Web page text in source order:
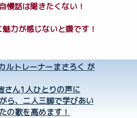
慢話は聞きたくない！
力が感じないと嫌です！
ルトレーナーまさろく が
さん1人ひとりの声に
ら、二人三脚で学びあい
の歌を高めます！